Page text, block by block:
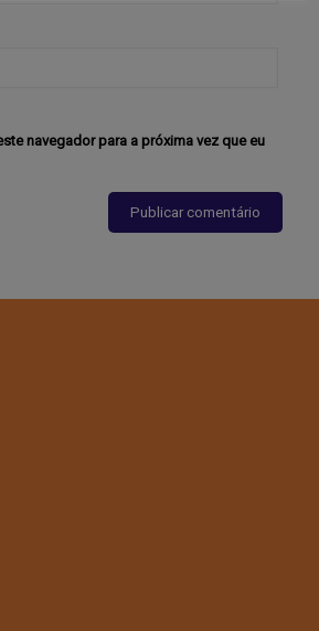
navegador para a próxima vez que eu